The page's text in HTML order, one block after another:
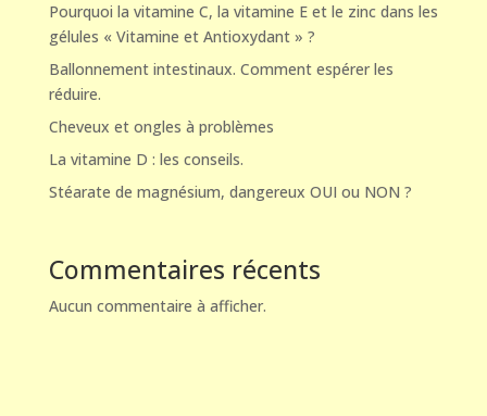
Pourquoi la vitamine C, la vitamine E et le zinc dans les
gélules « Vitamine et Antioxydant » ?
Ballonnement intestinaux. Comment espérer les
réduire.
Cheveux et ongles à problèmes
La vitamine D : les conseils.
Stéarate de magnésium, dangereux OUI ou NON ?
Commentaires récents
Aucun commentaire à afficher.